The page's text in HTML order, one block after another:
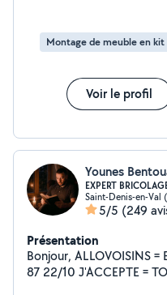
Montage de meuble en kit
Voir le profil
Younes
EXPERT
Saint-Denis-en-Val
5/5 (249
Présentation
Bonjour, ALLOVOISINS = ENTRAIDE + HUMANITÉ 06/59
87 22/10 J'ACCEPTE =